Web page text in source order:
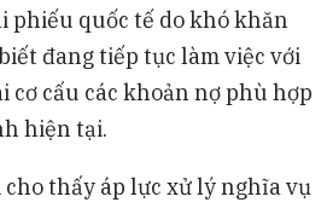
phiếu quốc tế do khó khăn
đang tiếp tục làm việc với
cơ cấu các khoản nợ phù hợp
hiện tại.
thấy áp lực xử lý nghĩa vụ